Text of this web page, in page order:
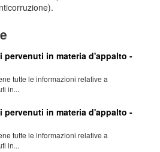
pervenuti in materia d'appalto -
tutte le informazioni relative a
in...
pervenuti in materia d'appalto -
tutte le informazioni relative a
in...